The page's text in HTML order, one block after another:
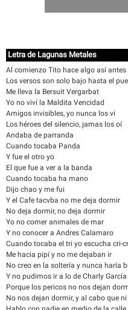
Letra de Lagunas Metales
Al comienzo Tito hace algo así
Los versos son solo bajo hasta el
Me lleva la Bersuit Vergarbat
Yo no viví la Maldita Vencidad
Amigos invisibles, yo nunca los vi
Los héroes del silencio, jamas los oí
Andaba de parranda
Cuando tocaba Panda
Y fue el otro yo
El que fue a ver a la banda
Cuando tocaba ha mano
Dijo chao y me fui
Y el Cafe tacvba no me deja dormir
No deja dormir, no deja dormir
Yo no comer animales de mar
Y no conocer a Andres Calamaro
Cuando tocaba el tri yo escucha cri-
Me hacia pipí y no me dejaban ir
No creo en la soltería y nunca haría
Y no pudimos ir a lo de Charly García
Porque los pericos no nos dejan
No nos dejan dormir, y al cabo que